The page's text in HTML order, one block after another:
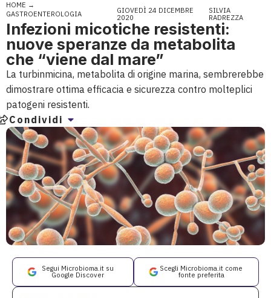
HOME →
GASTROENTEROLOGIA
GIOVEDÌ 24 DICEMBRE
2020
SILVIA
RADREZZA
Infezioni micotiche resistenti:
nuove speranze da metabolita
che “viene dal mare”
La turbinmicina, metabolita di origine marina, sembrerebbe
dimostrare ottima efficacia e sicurezza contro molteplici
patogeni resistenti.
Condividi
Segui Microbioma.it su
Google Discover
Scegli Microbioma.it come
fonte preferita